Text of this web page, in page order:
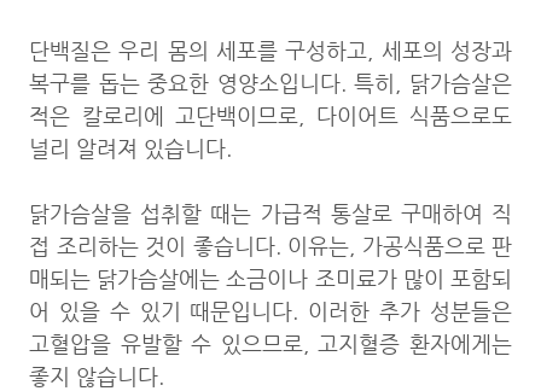
단백질은 우리 몸의 세포를 구성하고, 세포의 성장과
복구를 돕는 중요한 영양소입니다. 특히, 닭가슴살은
적은 칼로리에 고단백이므로, 다이어트 식품으로도
널리 알려져 있습니다.
닭가슴살을 섭취할 때는 가급적 통살로 구매하여 직
접 조리하는 것이 좋습니다. 이유는, 가공식품으로 판
매되는 닭가슴살에는 소금이나 조미료가 많이 포함되
어 있을 수 있기 때문입니다. 이러한 추가 성분들은
고혈압을 유발할 수 있으므로, 고지혈증 환자에게는
좋지 않습니다.